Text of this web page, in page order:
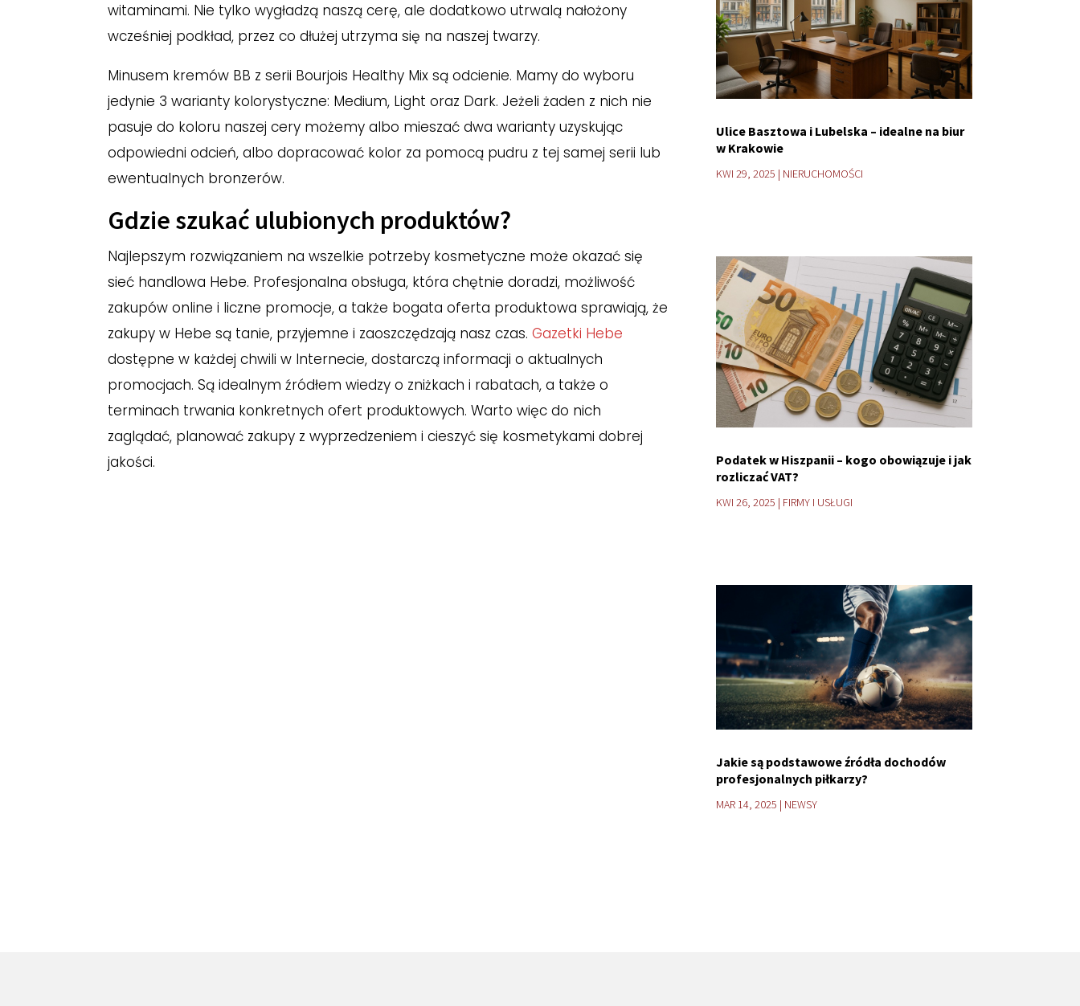
witaminami. Nie tylko wygładzą naszą cerę, ale dodatkowo utrwalą nałożony
wcześniej podkład, przez co dłużej utrzyma się na naszej twarzy.
Minusem kremów BB z serii Bourjois Healthy Mix są odcienie. Mamy do wyboru
jedynie 3 warianty kolorystyczne: Medium, Light oraz Dark. Jeżeli żaden z nich nie
pasuje do koloru naszej cery możemy albo mieszać dwa warianty uzyskując
odpowiedni odcień, albo dopracować kolor za pomocą pudru z tej samej serii lub
ewentualnych bronzerów.
Gdzie szukać ulubionych produktów?
Najlepszym rozwiązaniem na wszelkie potrzeby kosmetyczne może okazać się
sieć handlowa Hebe. Profesjonalna obsługa, która chętnie doradzi, możliwość
zakupów online i liczne promocje, a także bogata oferta produktowa sprawiają, że
zakupy w Hebe są tanie, przyjemne i zaoszczędzają nasz czas.Gazetki Hebe
dostępne w każdej chwili w Internecie, dostarczą informacji o aktualnych
promocjach. Są idealnym źródłem wiedzy o zniżkach i rabatach, a także o
terminach trwania konkretnych ofert produktowych. Warto więc do nich
zaglądać, planować zakupy z wyprzedzeniem i cieszyć się kosmetykami dobrej
jakości.
Ulice Basztowa i Lubelska – idealne na biur
w Krakowie
KWI 29, 2025 | NIERUCHOMOŚCI
Podatek w Hiszpanii – kogo obowiązuje i jak
rozliczać VAT?
KWI 26, 2025 | FIRMY I USŁUGI
Jakie są podstawowe źródła dochodów
profesjonalnych piłkarzy?
MAR 14, 2025 | NEWSY